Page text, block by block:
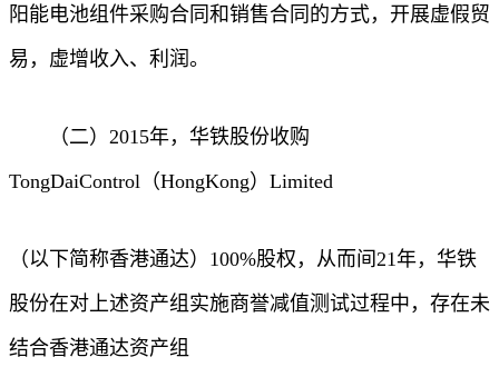
阳能电池组件采购合同和销售合同的方式，开展虚假贸
易，虚增收入、利润。
（二）2015年，华铁股份收购
TongDaiControl（HongKong）Limited
（以下简称香港通达）100%股权，从而间21年，华铁
股份在对上述资产组实施商誉减值测试过程中，存在未
结合香港通达资产组